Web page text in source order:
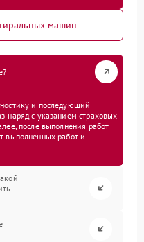
машин
и последующий
наряд с указанием страховых
после выполнения работ
выполненных работ и